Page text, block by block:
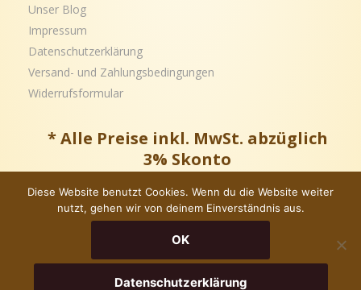
0 0
Unser Blog
Impressum
Datenschutzerklärung
Versand- und Zahlungsbedingungen
Widerrufsformular
* Alle Preise inkl. MwSt. abzüglich
3% Skonto
Copyright © – Alle Rechte vorbehalten
Diese Website benutzt Cookies. Wenn du die Website weiter
nutzt, gehen wir von deinem Einverständnis aus.
OK
Datenschutzerklärung